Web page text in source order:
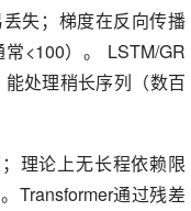
失；梯度在反向传播
<100）。 LSTM/GR
处理稍长序列（数百
理论上无长程依赖限
Transformer通过残差